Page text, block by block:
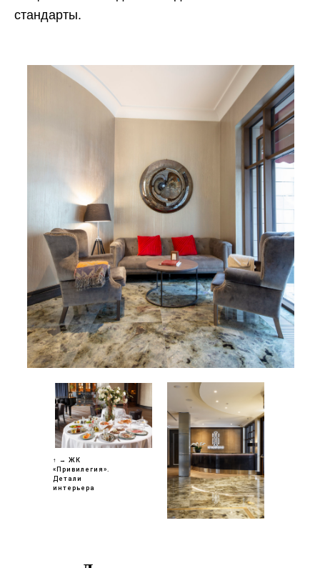
стандарты.
↑ → ЖК
«Привилегия».
Детали
интерьера